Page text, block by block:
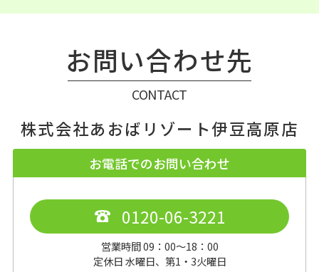
お問い合わせ先
CONTACT
株式会社あおばリゾート伊豆高原店
お電話でのお問い合わせ
0120-06-3221
営業時間 09：00～18：00
定休日 水曜日、第1・3火曜日